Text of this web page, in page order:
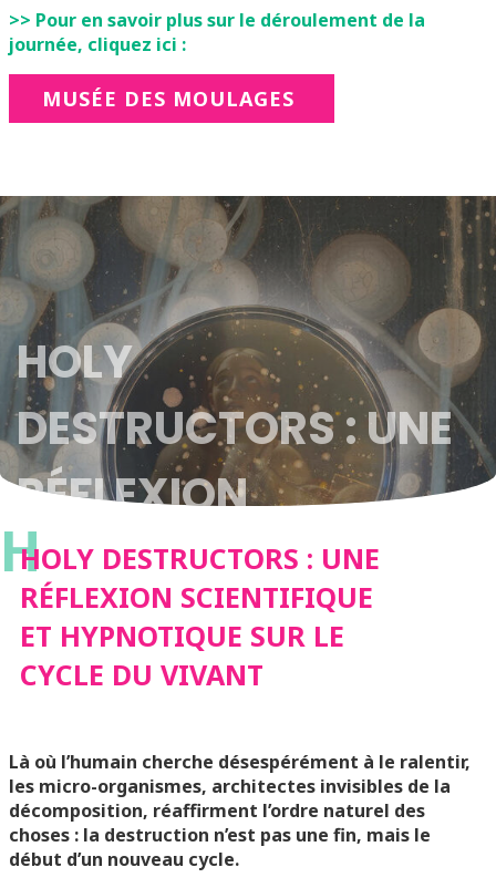
>> Pour en savoir plus sur le déroulement de la
journée, cliquez ici :
MUSÉE DES MOULAGES
HOLY
DESTRUCTORS : UNE
RÉFLEXION
SCIENTIFIQUE ET
HYPNOTIQUE SUR LE
CYCLE DU VIVANT
HHOLY DESTRUCTORS : UNE
RÉFLEXION SCIENTIFIQUE
ET HYPNOTIQUE SUR LE
CYCLE DU VIVANT
Là où l’humain cherche désespérément à le ralentir,
les micro-organismes, architectes invisibles de la
décomposition, réaffirment l’ordre naturel des
choses : la destruction n’est pas une fin, mais le
début d’un nouveau cycle.